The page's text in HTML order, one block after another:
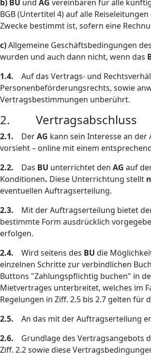
b) BU und AG vereinbaren für alle
BGB (Untertitel 4) auf alle Reiseleitungen
Zwecke bestimmt ist, sofern eine
c)Allgemeine Geschäftsbedingungen des
wurden und auch dann nicht, wenn das
1.4.
Auf das Vertrags- und
Personenbeförderungsrechts, sowie
Vertragsbestimmungen unberührt.
2. Vertragsabschluss
2.1. DerAG kann sein Interesse an der
vorsieht – online mit einem
2.2.
Das BU unterrichtet den AG auf
Konditionen. Diese Unterrichtung stellt
eventuellen Auftragserteilung.
2.3.
Mit der Auftragserteilung bietet
bestimmte Form ausdrücklich
erfolgen.
2.4.
Wird seitens des BU die
einzelnen Schritte zur verbindlichen
Buttons "Zahlungspflichtig buchen" in
Mietvertrages unterbreitet, welches im
Regelungen in Ziff. 2.5 bis 2.7 gelten für
2.5.
An das mit der Auftragserteilung
2.6.
Grundlage des Vertragsangebots
Ziff. 2.2 sowie diese